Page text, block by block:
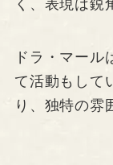
く、表現は鋭
ドラ・マール
て活動もして
り、独特の雰